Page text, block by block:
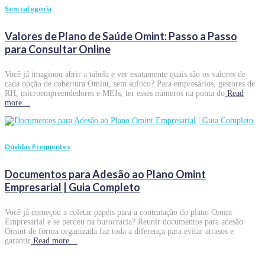
Sem categoria
Valores de Plano de Saúde Omint: Passo a Passo
para Consultar Online
Você já imaginou abrir a tabela e ver exatamente quais são os valores de
cada opção de cobertura Omint, sem sufoco? Para empresários, gestores de
RH, microempreendedores e MEIs, ter esses números na ponta do Read
more…
Dúvidas Frequentes
Documentos para Adesão ao Plano Omint
Empresarial | Guia Completo
Você já começou a coletar papéis para a contratação do plano Omint
Empresarial e se perdeu na burocracia? Reunir documentos para adesão
Omint de forma organizada faz toda a diferença para evitar atrasos e
garantir Read more…